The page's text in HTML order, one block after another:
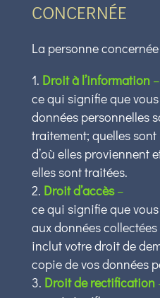
CONCERNÉE
La personne
Droit à l’information –
ce qui signifie que
données personnelles
traitement; quelles
d’où elles proviennent
elles sont traitées.
Droit d’accès–
ce qui signifie que
aux données
inclut votre droit de
copie de vos données
Droit de rectification